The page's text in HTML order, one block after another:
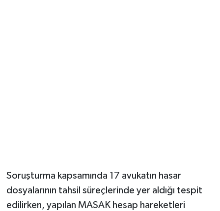
Soruşturma kapsamında 17 avukatın hasar
dosyalarının tahsil süreçlerinde yer aldığı tespit
edilirken, yapılan MASAK hesap hareketleri